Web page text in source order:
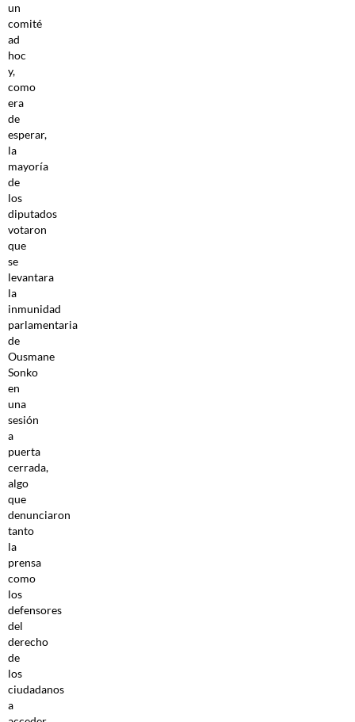
un
comité
ad
hoc
y,
como
era
de
esperar,
la
mayoría
de
los
diputados
votaron
que
se
levantara
la
inmunidad
parlamentaria
de
Ousmane
Sonko
en
una
sesión
a
puerta
cerrada,
algo
que
denunciaron
tanto
la
prensa
como
los
defensores
del
derecho
de
los
ciudadanos
a